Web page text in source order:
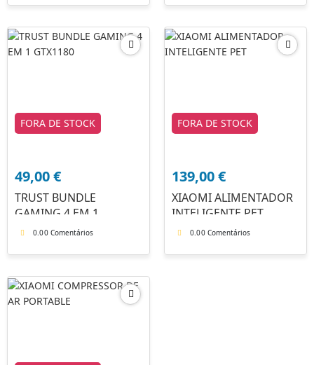
FORA DE STOCK
49,00€
TRUST BUNDLE
GAMING 4 EM 1
GTX1180
0.00 Comentários
FORA DE STOCK
139,00€
XIAOMI ALIMENTADOR
INTELIGENTE PET
0.00 Comentários